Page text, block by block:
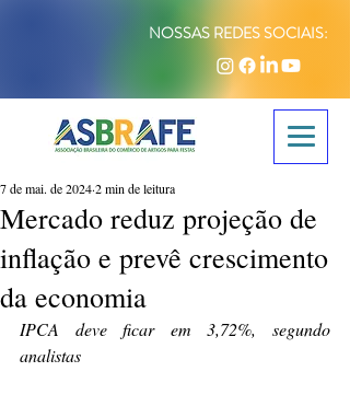
NOSSAS REDES SOCIAIS:
Mercado reduz projeção de
inflação e prevê crescimento
da economia
7 de mai. de 20242 min de leitura
IPCA deve ficar em 3,72%, segundo
analistas